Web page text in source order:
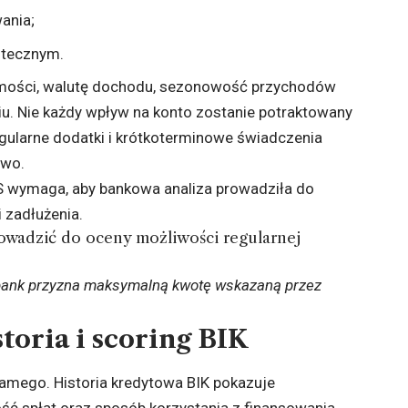
walutę dochodu, sezonowość przychodów
Nie każdy wpływ na konto zostanie potraktowany
dodatki i krótkoterminowe świadczenia
wymaga, aby bankowa analiza prowadziła do
do oceny możliwości regularnej
przyzna maksymalną kwotę wskazaną przez
i scoring BIK
Historia kredytowa BIK pokazuje